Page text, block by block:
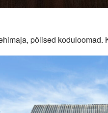
põlised